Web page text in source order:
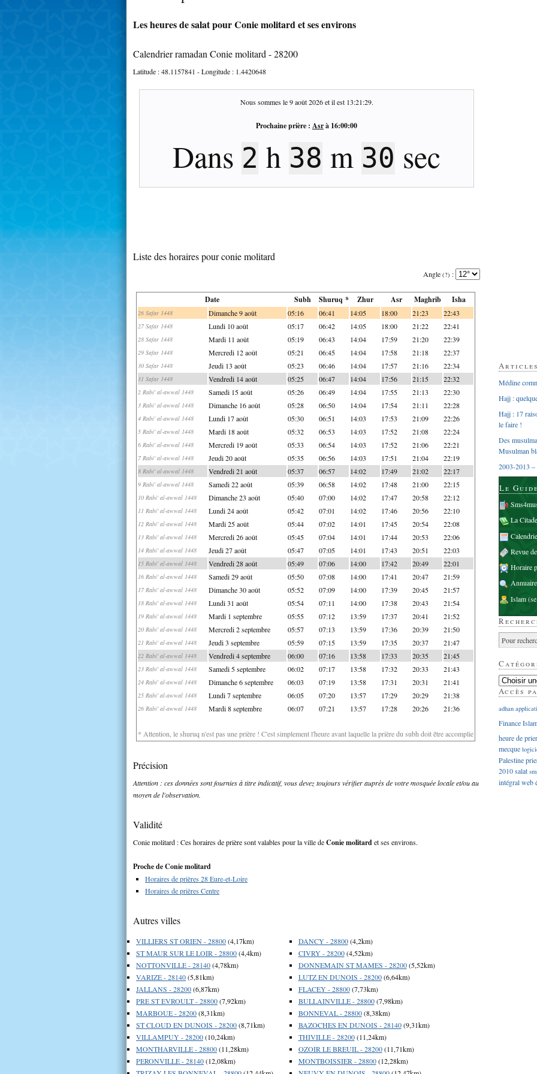
Les heures de salat pour Conie molitard et ses environs
Calendrier ramadan Conie molitard - 28200
Latitude :48.1157841 - Longitude : 1.4420648
Nous sommes le9 août 2026et il est 13:21:30.
Prochaine prière : Asrà 16:00:00
Dans 2 h 38 m 29 sec
Liste des horaires pour conie molitard
Angle (?) :
Date Subh Shuruq * Zhur Asr Maghrib Isha
26 Safar 1448 Dimanche 9 août 05:16 06:41 14:05 18:00 21:23 22:43
27 Safar 1448 Lundi 10 août 05:17 06:42 14:05 18:00 21:22 22:41
28 Safar 1448 Mardi 11 août 05:19 06:43 14:04 17:59 21:20 22:39
29 Safar 1448 Mercredi 12 août 05:21 06:45 14:04 17:58 21:18 22:37
30 Safar 1448 Jeudi 13 août 05:23 06:46 14:04 17:57 21:16 22:34
31 Safar 1448 Vendredi 14 août 05:25 06:47 14:04 17:56 21:15 22:32
2 Rabi' al-awwal 1448 Samedi 15 août 05:26 06:49 14:04 17:55 21:13 22:30
3 Rabi' al-awwal 1448 Dimanche 16 août 05:28 06:50 14:04 17:54 21:11 22:28
4 Rabi' al-awwal 1448 Lundi 17 août 05:30 06:51 14:03 17:53 21:09 22:26
5 Rabi' al-awwal 1448 Mardi 18 août 05:32 06:53 14:03 17:52 21:08 22:24
6 Rabi' al-awwal 1448 Mercredi 19 août 05:33 06:54 14:03 17:52 21:06 22:21
7 Rabi' al-awwal 1448 Jeudi 20 août 05:35 06:56 14:03 17:51 21:04 22:19
8 Rabi' al-awwal 1448 Vendredi 21 août 05:37 06:57 14:02 17:49 21:02 22:17
9 Rabi' al-awwal 1448 Samedi 22 août 05:39 06:58 14:02 17:48 21:00 22:15
10 Rabi' al-awwal 1448 Dimanche 23 août 05:40 07:00 14:02 17:47 20:58 22:12
11 Rabi' al-awwal 1448 Lundi 24 août 05:42 07:01 14:02 17:46 20:56 22:10
12 Rabi' al-awwal 1448 Mardi 25 août 05:44 07:02 14:01 17:45 20:54 22:08
13 Rabi' al-awwal 1448 Mercredi 26 août 05:45 07:04 14:01 17:44 20:53 22:06
14 Rabi' al-awwal 1448 Jeudi 27 août 05:47 07:05 14:01 17:43 20:51 22:03
15 Rabi' al-awwal 1448 Vendredi 28 août 05:49 07:06 14:00 17:42 20:49 22:01
16 Rabi' al-awwal 1448 Samedi 29 août 05:50 07:08 14:00 17:41 20:47 21:59
17 Rabi' al-awwal 1448 Dimanche 30 août 05:52 07:09 14:00 17:39 20:45 21:57
18 Rabi' al-awwal 1448 Lundi 31 août 05:54 07:11 14:00 17:38 20:43 21:54
19 Rabi' al-awwal 1448 Mardi 1 septembre 05:55 07:12 13:59 17:37 20:41 21:52
20 Rabi' al-awwal 1448 Mercredi 2 septembre 05:57 07:13 13:59 17:36 20:39 21:50
21 Rabi' al-awwal 1448 Jeudi 3 septembre 05:59 07:15 13:59 17:35 20:37 21:47
22 Rabi' al-awwal 1448 Vendredi 4 septembre 06:00 07:16 13:58 17:33 20:35 21:45
23 Rabi' al-awwal 1448 Samedi 5 septembre 06:02 07:17 13:58 17:32 20:33 21:43
24 Rabi' al-awwal 1448 Dimanche 6 septembre 06:03 07:19 13:58 17:31 20:31 21:41
25 Rabi' al-awwal 1448 Lundi 7 septembre 06:05 07:20 13:57 17:29 20:29 21:38
26 Rabi' al-awwal 1448 Mardi 8 septembre 06:07 07:21 13:57 17:28 20:26 21:36
* Attention, le shuruq n'est pas une prière ! C'est simplement l'heure avant laquelle la prière du subh doit être accomplie
Précision
Attention : ces données sont fournies à titre indicatif, vous devez toujours vérifier auprès de votre mosquée locale et/ou au
moyen de l'observation.
Validité
Conie molitard : Ces horaires de prière sont valables pour la ville deConie molitardet ses environs.
Proche de Conie molitard
Horaires de prières 28 Eure-et-Loire
Horaires de prières Centre
Autres villes
VILLIERS ST ORIEN - 28800(4,17km)
ST MAUR SUR LE LOIR - 28800(4,4km)
NOTTONVILLE - 28140(4,78km)
VARIZE - 28140(5,81km)
JALLANS - 28200(6,87km)
PRE ST EVROULT - 28800(7,92km)
MARBOUE - 28200(8,31km)
ST CLOUD EN DUNOIS - 28200(8,71km)
VILLAMPUY - 28200(10,24km)
MONTHARVILLE - 28800(11,28km)
PERONVILLE - 28140(12,08km)
DANCY - 28800(4,2km)
CIVRY - 28200(4,52km)
DONNEMAIN ST MAMES - 28200(5,52km)
LUTZ EN DUNOIS - 28200(6,64km)
FLACEY - 28800(7,73km)
BULLAINVILLE - 28800(7,98km)
BONNEVAL - 28800(8,38km)
BAZOCHES EN DUNOIS - 28140(9,31km)
THIVILLE - 28200(11,24km)
OZOIR LE BREUIL - 28200(11,71km)
MONTBOISSIER - 28800(12,28km)
Médine
Hajj :
Hajj : 17
le faire !
Des
Musulman
2003-2013 –
Le
La
Revue
Horaire
Islam
Accès
adhan
Finance
heure de
mecque
Palestine
2010salat
intégralweb